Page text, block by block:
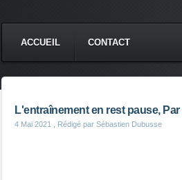
ACCUEIL CONTACT
L'entraînement en rest pause,
4 Mai 2021 , Rédigé par Sébastien Dubusse